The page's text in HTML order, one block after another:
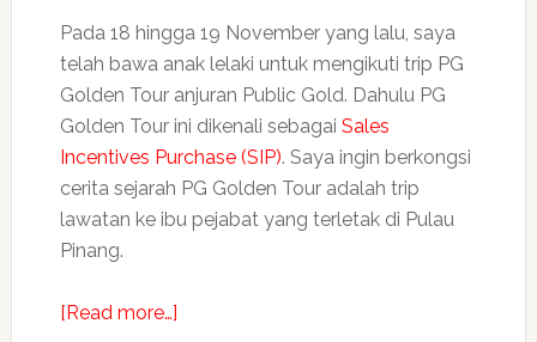
Pada 18 hingga 19 November yang lalu, saya
telah bawa anak lelaki untuk mengikuti trip PG
Golden Tour anjuran Public Gold. Dahulu PG
Golden Tour ini dikenali sebagai Sales
Incentives Purchase (SIP). Saya ingin berkongsi
cerita sejarah PG Golden Tour adalah trip
lawatan ke ibu pejabat yang terletak di Pulau
Pinang.
[Read more…]about